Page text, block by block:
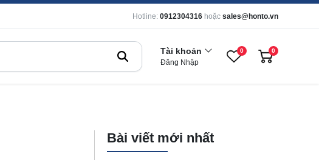
Hotline: 0912304316 hoặc sales@honto.vn
Tài khoản
Đăng Nhập
0 0
Bài viết mới nhất